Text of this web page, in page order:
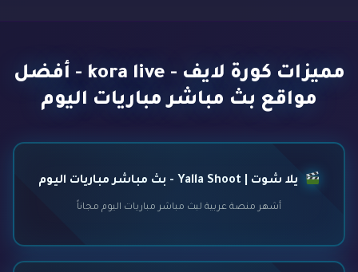
مميزات كورة لايف - kora live - أفضل
مواقع بث مباشر مباريات اليوم
يلا شوت | Yalla Shoot - بث مباشر مباريات اليوم
أشهر منصة عربية لبث مباشر مباريات اليوم مجاناً